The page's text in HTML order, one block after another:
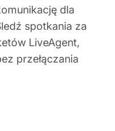
dla
spotkania za
LiveAgent,
przełączania